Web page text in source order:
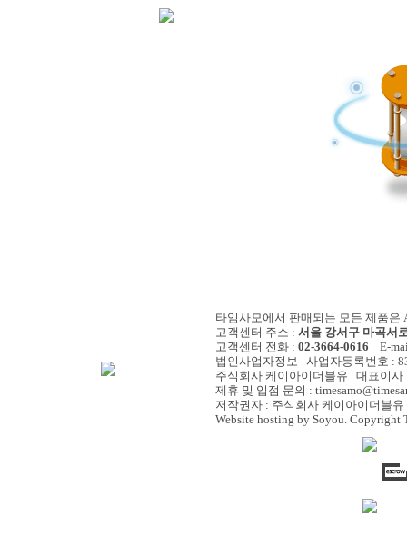
타임사모에서 판매되는 모든 제품은
고객센터 주소 : 서울 강서구 마곡서
고객센터 전화 : 02-3664-0616 E-
법인사업자정보 사업자등록번호 :
주식회사 케이아이더블유 대표이
제휴 및 입점 문의 :
저작권자 : 주식회사 케이아이더블
Website hosting by Soyou. Copyright